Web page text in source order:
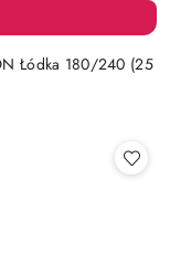
Łódka 180/240 (25